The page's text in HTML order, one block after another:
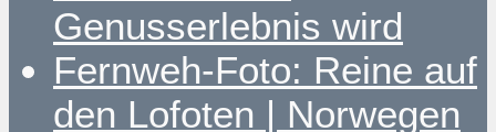
Genusserlebnis wird
Fernweh-Foto: Reine auf
den Lofoten | Norwegen